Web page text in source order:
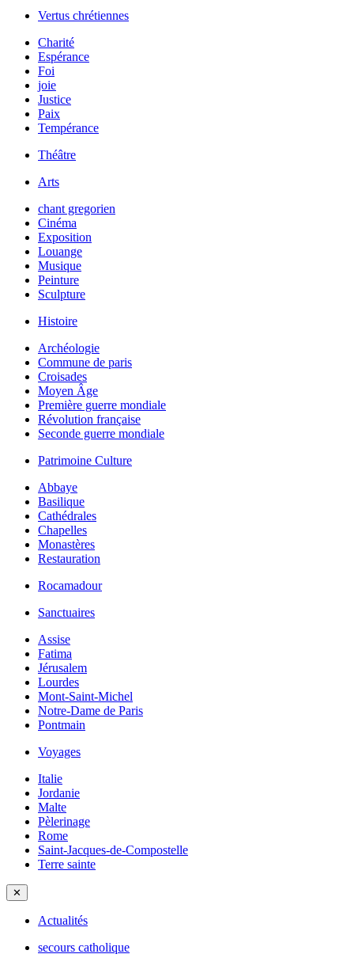
Vertus chrétiennes
Charité
Espérance
Foi
joie
Justice
Paix
Tempérance
Théâtre
Arts
chant gregorien
Cinéma
Exposition
Louange
Musique
Peinture
Sculpture
Histoire
Archéologie
Commune de paris
Croisades
Moyen Âge
Première guerre mondiale
Révolution française
Seconde guerre mondiale
Patrimoine Culture
Abbaye
Basilique
Cathédrales
Chapelles
Monastères
Restauration
Rocamadour
Sanctuaires
Assise
Fatima
Jérusalem
Lourdes
Mont-Saint-Michel
Notre-Dame de Paris
Pontmain
Voyages
Italie
Jordanie
Malte
Pèlerinage
Rome
Saint-Jacques-de-Compostelle
Terre sainte
✕
Actualités
secours catholique